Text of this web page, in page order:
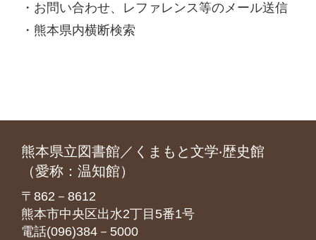
・お問い合わせ、レファレンス等のメール送信
・熊本県内横断検索
熊本県立図書館／くまもと文学‧歴史館
（愛称：温知館）
〒862－8612
熊本市中央区出水2丁目5番1号
電話(096)384－5000